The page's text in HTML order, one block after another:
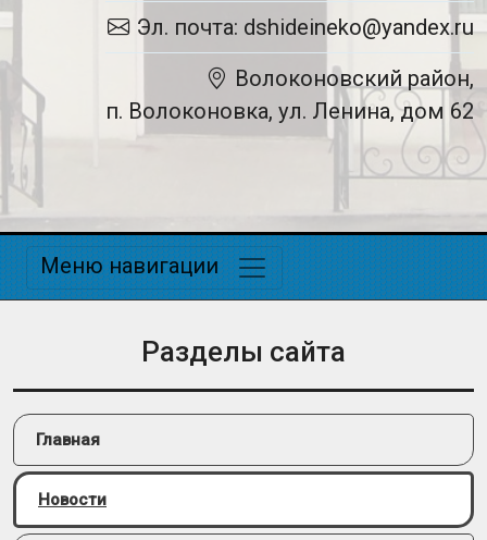
Эл. почта: dshideineko@yandex.ru
Волоконовский район,
п. Волоконовка, ул. Ленина, дом 62
Меню навигации
Разделы сайта
Главная
Новости